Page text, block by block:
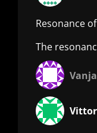
Resonance
The
Vanja